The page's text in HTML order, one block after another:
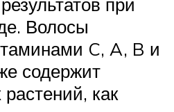
Волосы
C, A, B и
содержит
растений, как